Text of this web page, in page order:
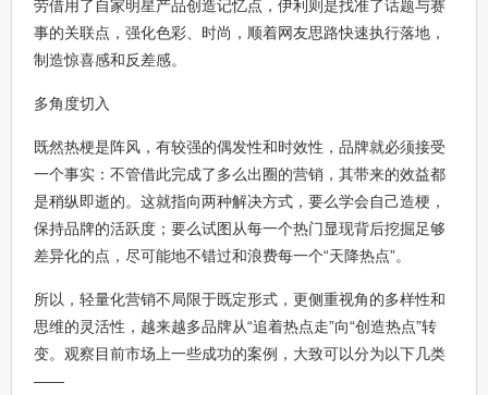
劳借用了自家明星产品创造记忆点，伊利则是找准了话题与赛
事的关联点，强化色彩、时尚，顺着网友思路快速执行落地，
制造惊喜感和反差感。
多角度切入
既然热梗是阵风，有较强的偶发性和时效性，品牌就必须接受
一个事实：不管借此完成了多么出圈的营销，其带来的效益都
是稍纵即逝的。这就指向两种解决方式，要么学会自己造梗，
保持品牌的活跃度；要么试图从每一个热门显现背后挖掘足够
差异化的点，尽可能地不错过和浪费每一个“天降热点”。
所以，轻量化营销不局限于既定形式，更侧重视角的多样性和
思维的灵活性，越来越多品牌从“追着热点走”向“创造热点”转
变。观察目前市场上一些成功的案例，大致可以分为以下几类
——